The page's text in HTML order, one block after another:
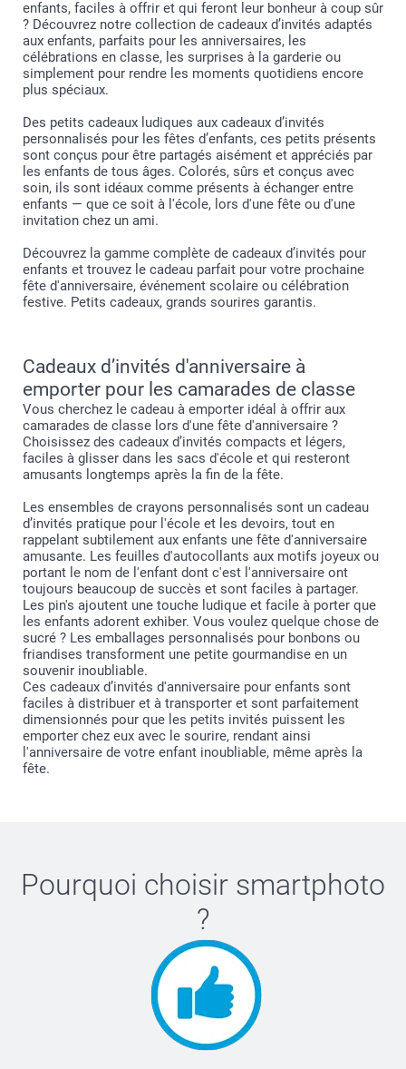
enfants, faciles à offrir et qui feront leur bonheur à coup sûr
? Découvrez notre collection de cadeaux d’invités adaptés
aux enfants, parfaits pour les anniversaires, les
célébrations en classe, les surprises à la garderie ou
simplement pour rendre les moments quotidiens encore
plus spéciaux.
Des petits cadeaux ludiques aux cadeaux d’invités
personnalisés pour les fêtes d’enfants, ces petits présents
sont conçus pour être partagés aisément et appréciés par
les enfants de tous âges. Colorés, sûrs et conçus avec
soin, ils sont idéaux comme présents à échanger entre
enfants — que ce soit à l'école, lors d'une fête ou d'une
invitation chez un ami.
Découvrez la gamme complète de cadeaux d’invités pour
enfants et trouvez le cadeau parfait pour votre prochaine
fête d'anniversaire, événement scolaire ou célébration
festive. Petits cadeaux, grands sourires garantis.
Cadeaux d’invités d'anniversaire à
emporter pour les camarades de classe
Vous cherchez le cadeau à emporter idéal à offrir aux
camarades de classe lors d'une fête d'anniversaire ?
Choisissez des cadeaux d’invités compacts et légers,
faciles à glisser dans les sacs d'école et qui resteront
amusants longtemps après la fin de la fête.
Les ensembles de crayons personnalisés sont un cadeau
d’invités pratique pour l'école et les devoirs, tout en
rappelant subtilement aux enfants une fête d'anniversaire
amusante. Les feuilles d'autocollants aux motifs joyeux ou
portant le nom de l'enfant dont c'est l'anniversaire ont
toujours beaucoup de succès et sont faciles à partager.
Les pin's ajoutent une touche ludique et facile à porter que
les enfants adorent exhiber. Vous voulez quelque chose de
sucré ? Les emballages personnalisés pour bonbons ou
friandises transforment une petite gourmandise en un
souvenir inoubliable.
Ces cadeaux d’invités d'anniversaire pour enfants sont
faciles à distribuer et à transporter et sont parfaitement
dimensionnés pour que les petits invités puissent les
emporter chez eux avec le sourire, rendant ainsi
l'anniversaire de votre enfant inoubliable, même après la
fête.
Pourquoi choisir smartphoto
?